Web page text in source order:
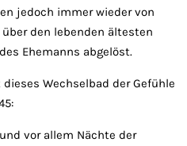
jedoch immer wieder von
den lebenden ältesten
Ehemanns abgelöst.
Wechselbad der Gefühle
vor allem Nächte der